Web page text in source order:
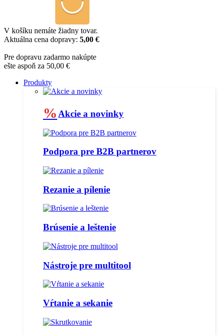
V košíku nemáte žiadny tovar.
Aktuálna cena dopravy: 5,00 €
Pre dopravu zadarmo nakúpte
ešte aspoň za 50,00 €
Produkty
% Akcie a novinky
Podpora pre B2B partnerov
Rezanie a pílenie
Brúsenie a leštenie
Nástroje pre multitool
Vŕtanie a sekanie